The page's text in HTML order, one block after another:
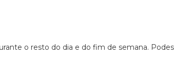
o resto do dia e do fim de semana.